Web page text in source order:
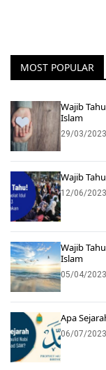
MOST POPULAR
Wajib
Islam
29/03/2023
Wajib
12/06/2023
Wajib
Islam
05/04/2023
Apa
06/07/2023